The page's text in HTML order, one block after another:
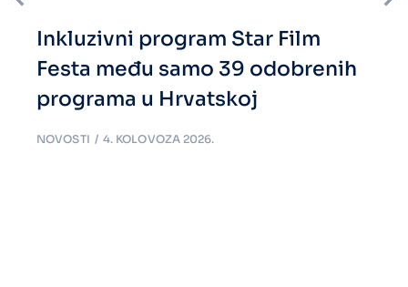
Inkluzivni program Star Film
Festa među samo 39 odobrenih
programa u Hrvatskoj
NOVOSTI 4. KOLOVOZA 2026.